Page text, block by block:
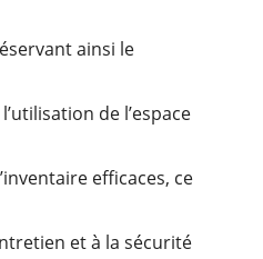
ainsi le
de l’espace
efficaces, ce
et à la sécurité